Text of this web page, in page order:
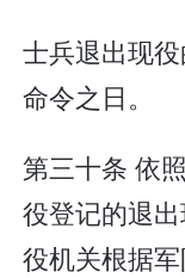
士兵退出现
命令之日。
第三十条 依
役登记的退
役机关根据